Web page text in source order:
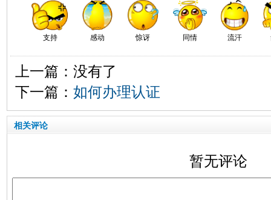
支持 感动 惊讶 同情 流汗
上一篇：没有了
下一篇： 如何办理认证
相关评论
暂无评论